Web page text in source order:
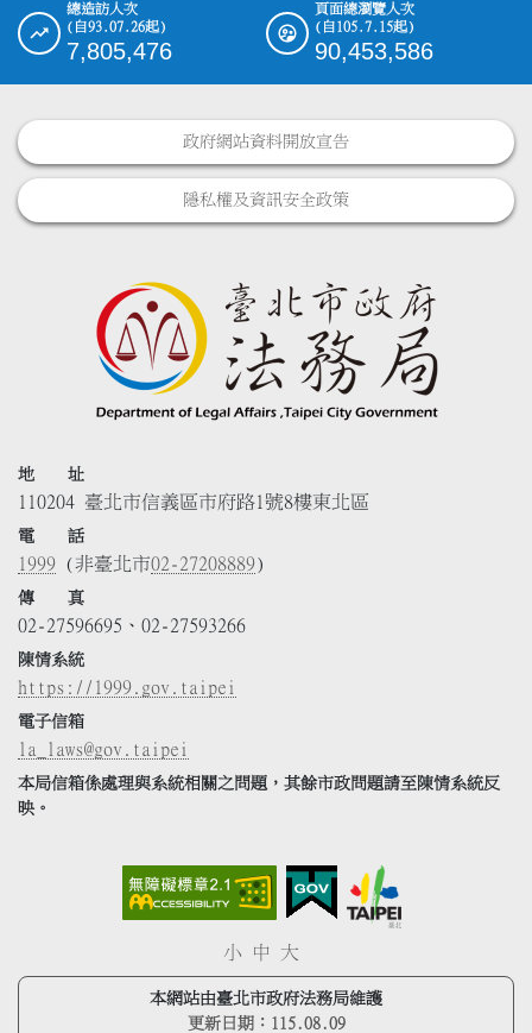
總造訪人次
(自93.07.26起)
7,805,476
頁面總瀏覽人次
(自105.7.15起)
90,453,586
政府網站資料開放宣告
隱私權及資訊安全政策
地 址
110204 臺北市信義區市府路1號8樓東北區
電 話
1999 (非臺北市02-27208889)
傳 真
02-27596695、02-27593266
陳情系統
https://1999.gov.taipei
電子信箱
la_laws@gov.taipei
本局信箱係處理與系統相關之問題，其餘市政問題請至陳情系統反
映。
小 中 大
本網站由臺北市政府法務局維護
更新日期： 115.08.09